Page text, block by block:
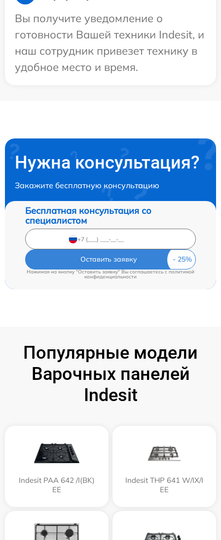
Вы получите уведомление о
готовности Вашей техники Indesit, и
наш сотрудник привезет технику в
удобное место и время.
Нужна консультация?
Закажите бесплатную консультацию
Бесплатная консультация со
специалистом
Оставить заявку
Нажимая на кнопку "Оставить заявку" Вы соглашаетесь c политикой
конфиденциальности
Популярные модели
Варочных панелей
Indesit
Indesit PAA 642 /I(BK)
EE
Indesit THP 641 W/IX/I
EE